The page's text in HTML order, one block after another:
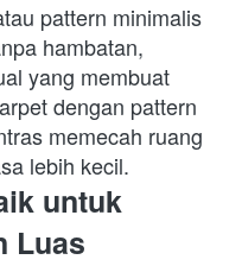
pattern minimalis
hambatan,
yang membuat
dengan pattern
memecah ruang
lebih kecil.
untuk
Luas